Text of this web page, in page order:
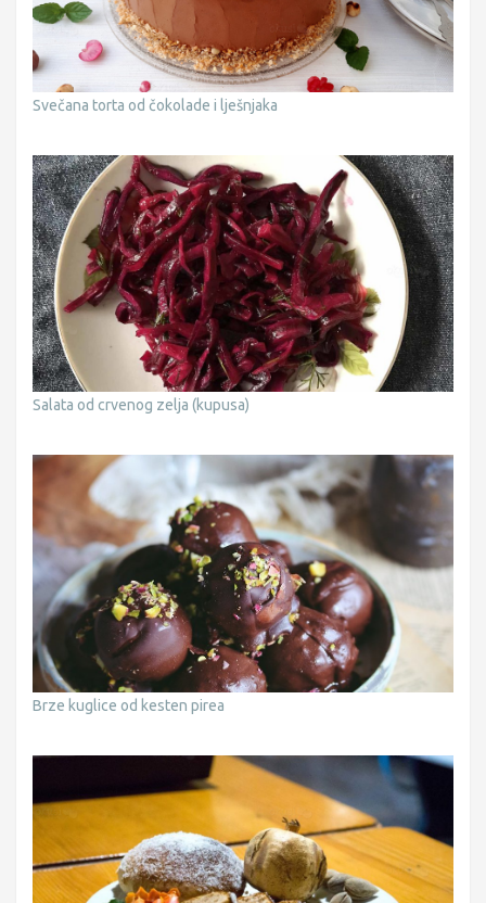
Svečana torta od čokolade i lješnjaka
Salata od crvenog zelja (kupusa)
Brze kuglice od kesten pirea